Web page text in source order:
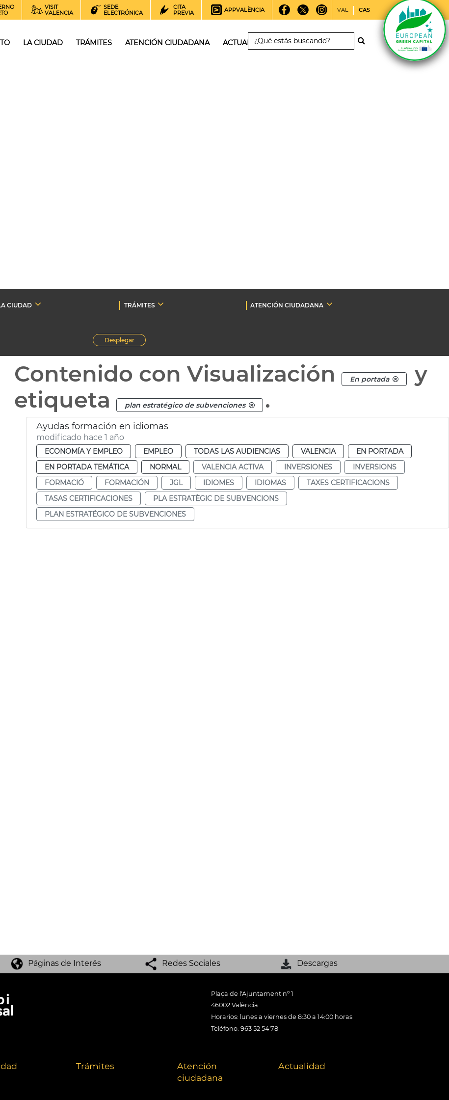
VISIT
VALENCIA
SEDE
ELECTRÓNICA
CITA
PREVIA
APPVALÈNCIA VAL CAS
LA CIUDAD TRÁMITES ATENCIÓN CIUDADANA ACTUALIDAD
CIUDAD TRÁMITES
ATENCIÓN CIUDADANA
Desplegar
Contenido con Visualización En portada
y
etiqueta
plan estratégico de subvenciones .
Ayudas formación en idiomas
modificado hace 1 año
ECONOMÍA Y EMPLEO EMPLEO TODAS LAS AUDIENCIAS VALENCIA
EN PORTADA
EN PORTADA TEMÁTICA
NORMAL VALENCIA ACTIVA INVERSIONES
INVERSIONS
FORMACIÓ
FORMACIÓN JGL IDIOMES IDIOMAS
TAXES CERTIFICACIONS
TASAS CERTIFICACIONES
PLA ESTRATÈGIC DE SUBVENCIONS
PLAN ESTRATÉGICO DE SUBVENCIONES
Páginas de Interés Redes Sociales Descargas
Plaça de l'Ajuntament nº 1
46002 València
Horarios: lunes a viernes de 8:30 a 14:00 horas
Teléfono: 963 52 54 78
Trámites
Atención
ciudadana
Actualidad